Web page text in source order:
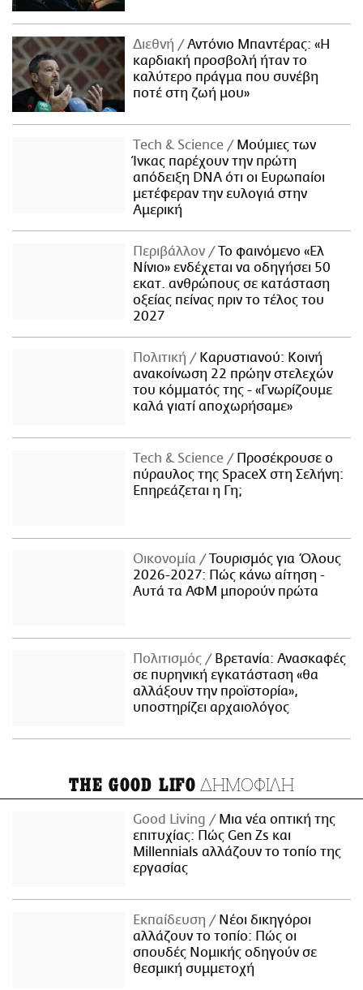
Διεθνή
Αντόνιο Μπαντέρας: «Η
καρδιακή προσβολή ήταν το
καλύτερο πράγμα που συνέβη
ποτέ στη ζωή μου»
Τech & Science
Μούμιες των
Ίνκας παρέχουν την πρώτη
απόδειξη DNA ότι οι Ευρωπαίοι
μετέφεραν την ευλογιά στην
Αμερική
Περιβάλλον
Το φαινόμενο «Ελ
Νίνιο» ενδέχεται να οδηγήσει 50
εκατ. ανθρώπους σε κατάσταση
οξείας πείνας πριν το τέλος του
2027
Πολιτική
Καρυστιανού: Κοινή
ανακοίνωση 22 πρώην στελεχών
του κόμματός της - «Γνωρίζουμε
καλά γιατί αποχωρήσαμε»
Τech & Science
Προσέκρουσε ο
πύραυλος της SpaceX στη Σελήνη:
Επηρεάζεται η Γη;
Οικονομία
Τουρισμός για Όλους
2026-2027: Πώς κάνω αίτηση -
Αυτά τα ΑΦΜ μπορούν πρώτα
Πολιτισμός
Βρετανία: Ανασκαφές
σε πυρηνική εγκατάσταση «θα
αλλάξουν την προϊστορία»,
υποστηρίζει αρχαιολόγος
THE GOOD LIFO ΔΗΜΟΦΙΛΗ
Good Living
Μια νέα οπτική της
επιτυχίας: Πώς Gen Zs και
Millennials αλλάζουν το τοπίο της
εργασίας
Εκπαίδευση
Νέοι δικηγόροι
αλλάζουν το τοπίο: Πώς οι
σπουδές Νομικής οδηγούν σε
θεσμική συμμετοχή